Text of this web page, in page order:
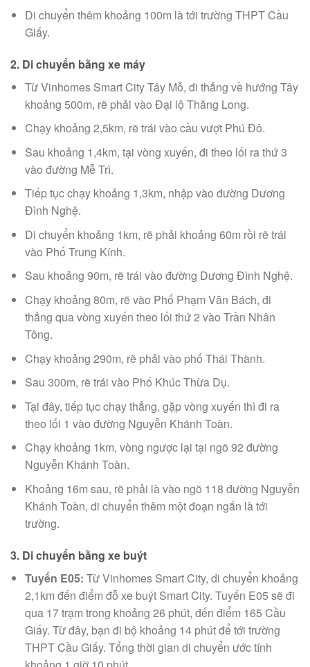
Di chuyển thêm khoảng 100m là tới trường THPT Cầu
Giấy.
2. Di chuyển bằng xe máy
Từ Vinhomes Smart City Tây Mỗ, đi thẳng về hướng Tây
khoảng 500m, rẽ phải vào Đại lộ Thăng Long.
Chạy khoảng 2,5km, rẽ trái vào cầu vượt Phú Đô.
Sau khoảng 1,4km, tại vòng xuyến, đi theo lối ra thứ 3
vào đường Mễ Trì.
Tiếp tục chạy khoảng 1,3km, nhập vào đường Dương
Đình Nghệ.
Di chuyển khoảng 1km, rẽ phải khoảng 60m rồi rẽ trái
vào Phố Trung Kính.
Sau khoảng 90m, rẽ trái vào đường Dương Đình Nghệ.
Chạy khoảng 80m, rẽ vào Phố Phạm Văn Bách, đi
thẳng qua vòng xuyến theo lối thứ 2 vào Trần Nhân
Tông.
Chạy khoảng 290m, rẽ phải vào phố Thái Thành.
Sau 300m, rẽ trái vào Phố Khúc Thừa Dụ.
Tại đây, tiếp tục chạy thẳng, gặp vòng xuyến thì đi ra
theo lối 1 vào đường Nguyễn Khánh Toàn.
Chạy khoảng 1km, vòng ngược lại tại ngõ 92 đường
Nguyễn Khánh Toàn.
Khoảng 16m sau, rẽ phải là vào ngõ 118 đường Nguyễn
Khánh Toàn, di chuyển thêm một đoạn ngắn là tới
trường.
3. Di chuyển bằng xe buýt
Tuyến E05: Từ Vinhomes Smart City, di chuyển khoảng
2,1km đến điểm đỗ xe buýt Smart City. Tuyến E05 sẽ đi
qua 17 trạm trong khoảng 26 phút, đến điểm 165 Cầu
Giấy. Từ đây, bạn đi bộ khoảng 14 phút để tới trường
THPT Cầu Giấy. Tổng thời gian di chuyển ước tính